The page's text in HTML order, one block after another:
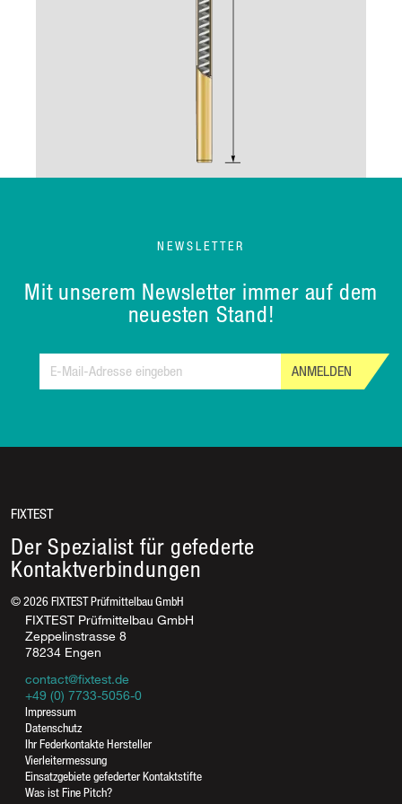
Rufen Sie uns an
07733-5056-0
07733-5056-17
NEWSLETTER
Mit unserem Newsletter immer auf dem
neuesten Stand!
ANMELDEN
FIXTEST
Der Spezialist für gefederte
Kontaktverbindungen
©2026FIXTEST Prüfmittelbau GmbH
FIXTEST Prüfmittelbau GmbH
Zeppelinstrasse 8
78234 Engen
contact@fixtest.de
+49 (0) 7733-5056-0
Impressum
Datenschutz
Ihr Federkontakte Hersteller
Vierleitermessung
Einsatzgebiete gefederter Kontaktstifte
Was ist Fine Pitch?